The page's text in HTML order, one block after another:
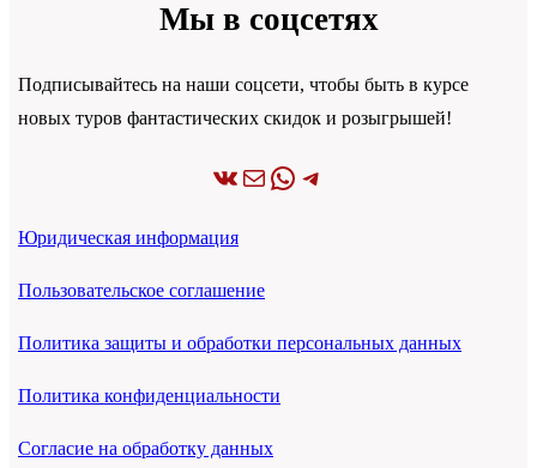
Мы в соцсетях
Подписывайтесь на наши соцсети, чтобы быть в курсе
новых туров фантастических скидок и розыгрышей!
ВКонтакте Почта WhatsApp Telegram
Юридическая информация
Пользовательское соглашение
Политика защиты и обработки персональных данных
Политика конфиденциальности
Согласие на обработку данных